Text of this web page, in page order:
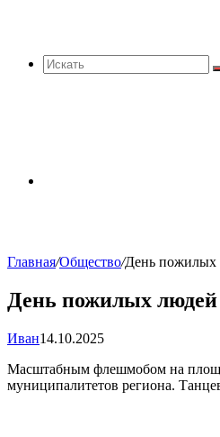
Главная/Общество/День пожилых
День пожилых
Иван14.10.2025
Масштабным флешмобом на
муниципалитетов региона.